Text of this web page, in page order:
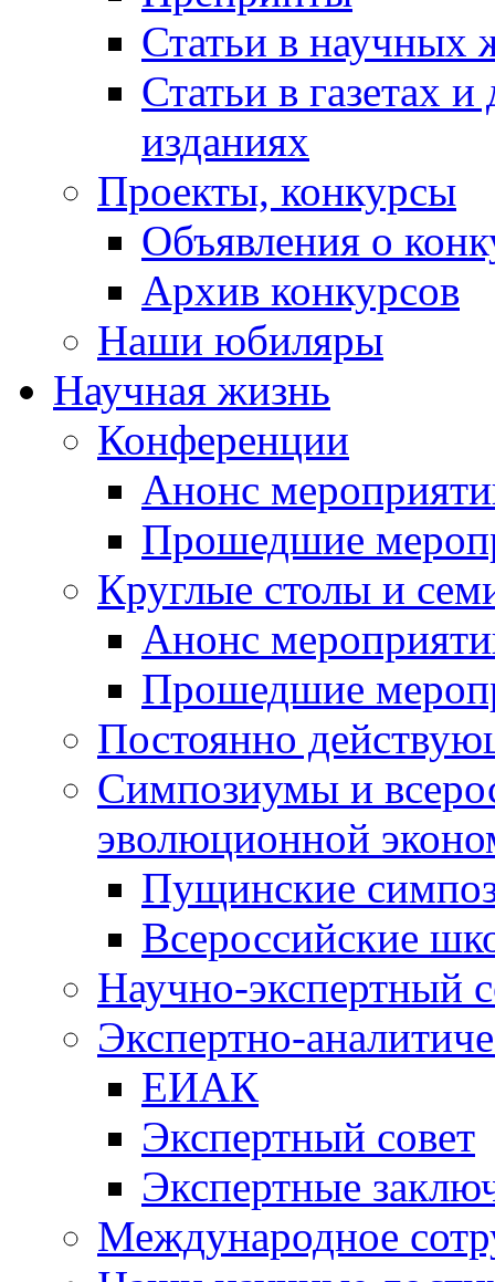
Статьи в научных
Статьи в газетах
изданиях
Проекты, конкурсы
Объявления о
Архив конкурсов
Наши юбиляры
Научная жизнь
Конференции
Анонс
Прошедшие
Круглые столы и
Анонс
Прошедшие
Постоянно
Симпозиумы и
эволюционной
Пущинские
Всероссийские
Научно-экспертный
Экспертно-
ЕИАК
Экспертный совет
Экспертные
Международное